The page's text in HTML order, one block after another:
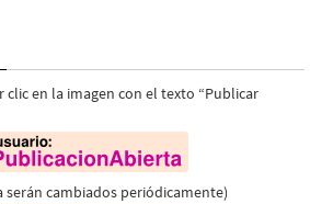
clic en la imagen con el texto “Publicar
cambiados periódicamente)